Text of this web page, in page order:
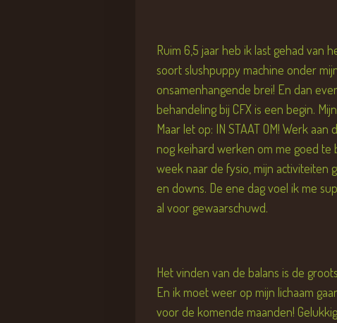
Ruim 6,5 jaar heb ik last gehad van
soort slushpuppy machine onder
onsamenhangende brei! En dan
behandeling bij CFX is een begin.
Maar let op: IN STAAT OM! Werk
nog keihard werken om me goed
week naar de fysio, mijn activiteiten
en downs. De ene dag voel ik me
al voor gewaarschuwd.
Het vinden van de balans is de
En ik moet weer op mijn lichaam
voor de komende maanden!